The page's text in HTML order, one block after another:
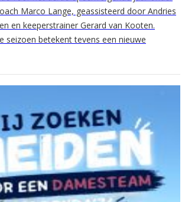
Marco Lange, geassisteerd door Andries
en keeperstrainer Gerard van Kooten.
seizoen betekent tevens een nieuwe